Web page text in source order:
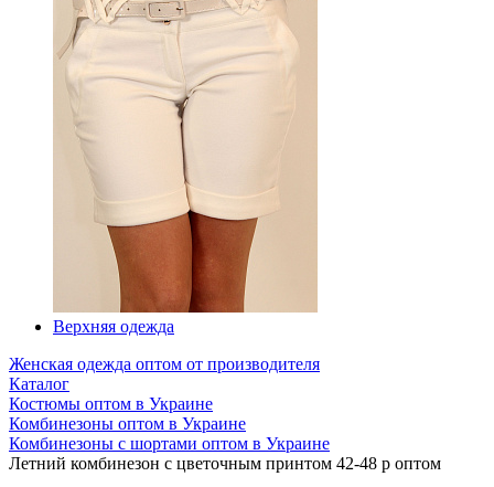
Верхняя одежда
Женская одежда оптом от производителя
Каталог
Костюмы оптом в Украине
Комбинезоны оптом в Украине
Комбинезоны с шортами оптом в Украине
Летний комбинезон с цветочным принтом 42-48 р оптом